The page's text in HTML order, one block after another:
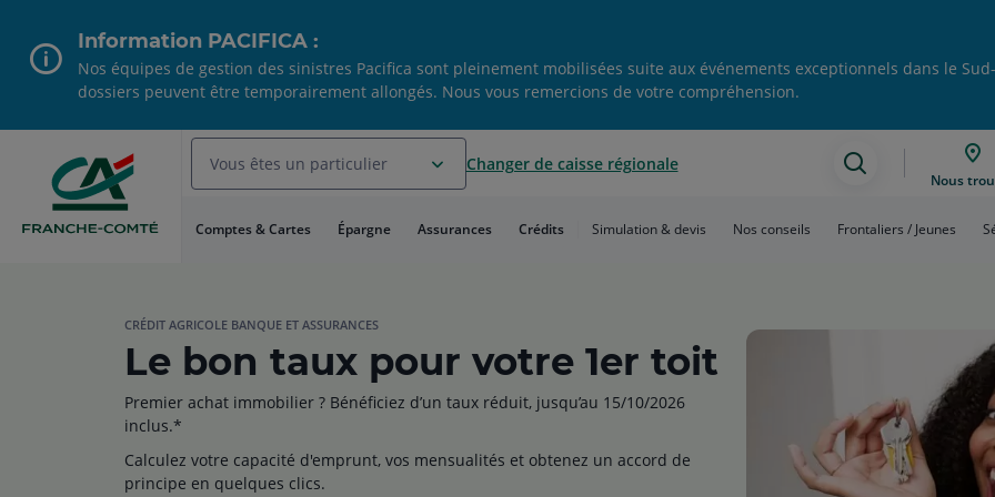
Menu
Aller au
Contenu
Aller
Pied
de
page
Information PACIFICA :
Nos équipes de gestion des sinistres Pacifica sont pleinement mobilisées suite aux événements exceptionnels dans le
dossiers peuvent être temporairement allongés. Nous vous remercions de votre compréhension.
Vous êtes un particulier Changer de caisse régionale
Assistance
de
Nous
Comptes & Cartes Épargne Assurances Crédits Simulation & devis Nos conseils Frontaliers / Jeunes
CRÉDIT AGRICOLE BANQUE ET ASSURANCES
Le bon taux pour votre 1er toit
Premier achat immobilier ? Bénéficiez d’un taux réduit, jusqu’au 15/10/2026
inclus.*
Calculez votre capacité d'emprunt, vos mensualités et obtenez un accord de
principe en quelques clics.